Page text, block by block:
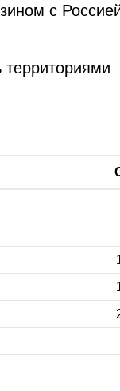
с
территориями